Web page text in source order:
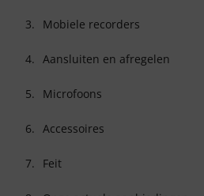
3. Mobiele recorders
4. Aansluiten en afregelen
5. Microfoons
6. Accessoires
7. Feit